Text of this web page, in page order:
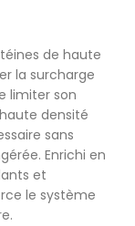
de haute
la surcharge
limiter son
densité
sans
Enrichi en
et
le système